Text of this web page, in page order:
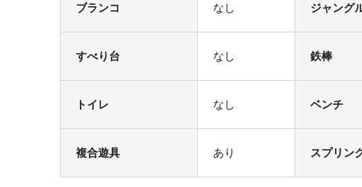
ブランコ なし ジャング
すべり台 なし 鉄棒
トイレ なし ベンチ
複合遊具 あり スプリン